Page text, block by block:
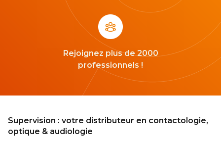
Rejoignez plus de 2000
professionnels !
Supervision : votre distributeur en contactologie,
optique & audiologie